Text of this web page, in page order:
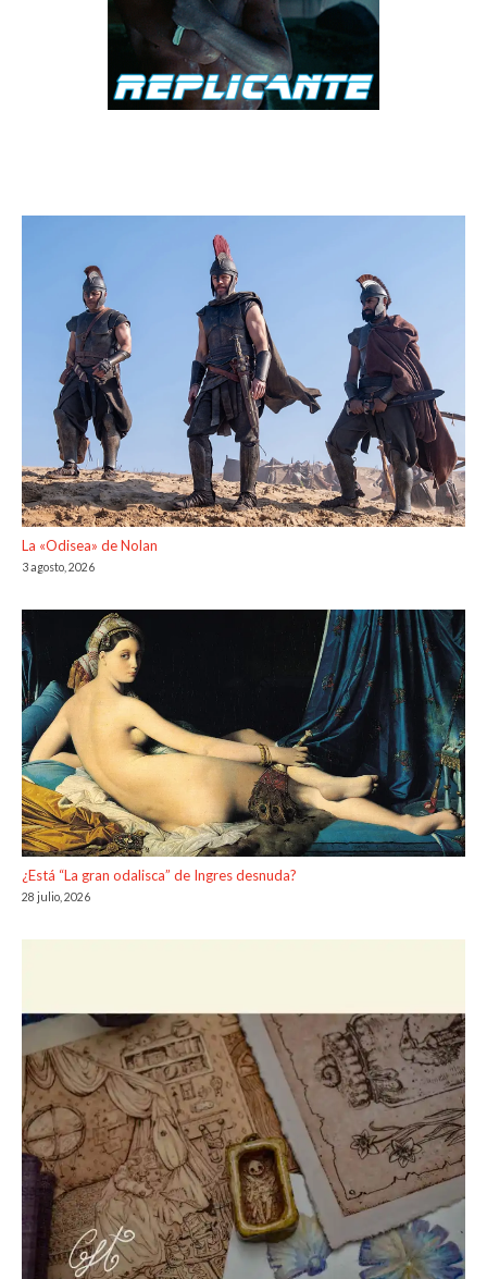
La «Odisea» de Nolan
3 agosto, 2026
¿Está “La gran odalisca” de Ingres desnuda?
28 julio, 2026